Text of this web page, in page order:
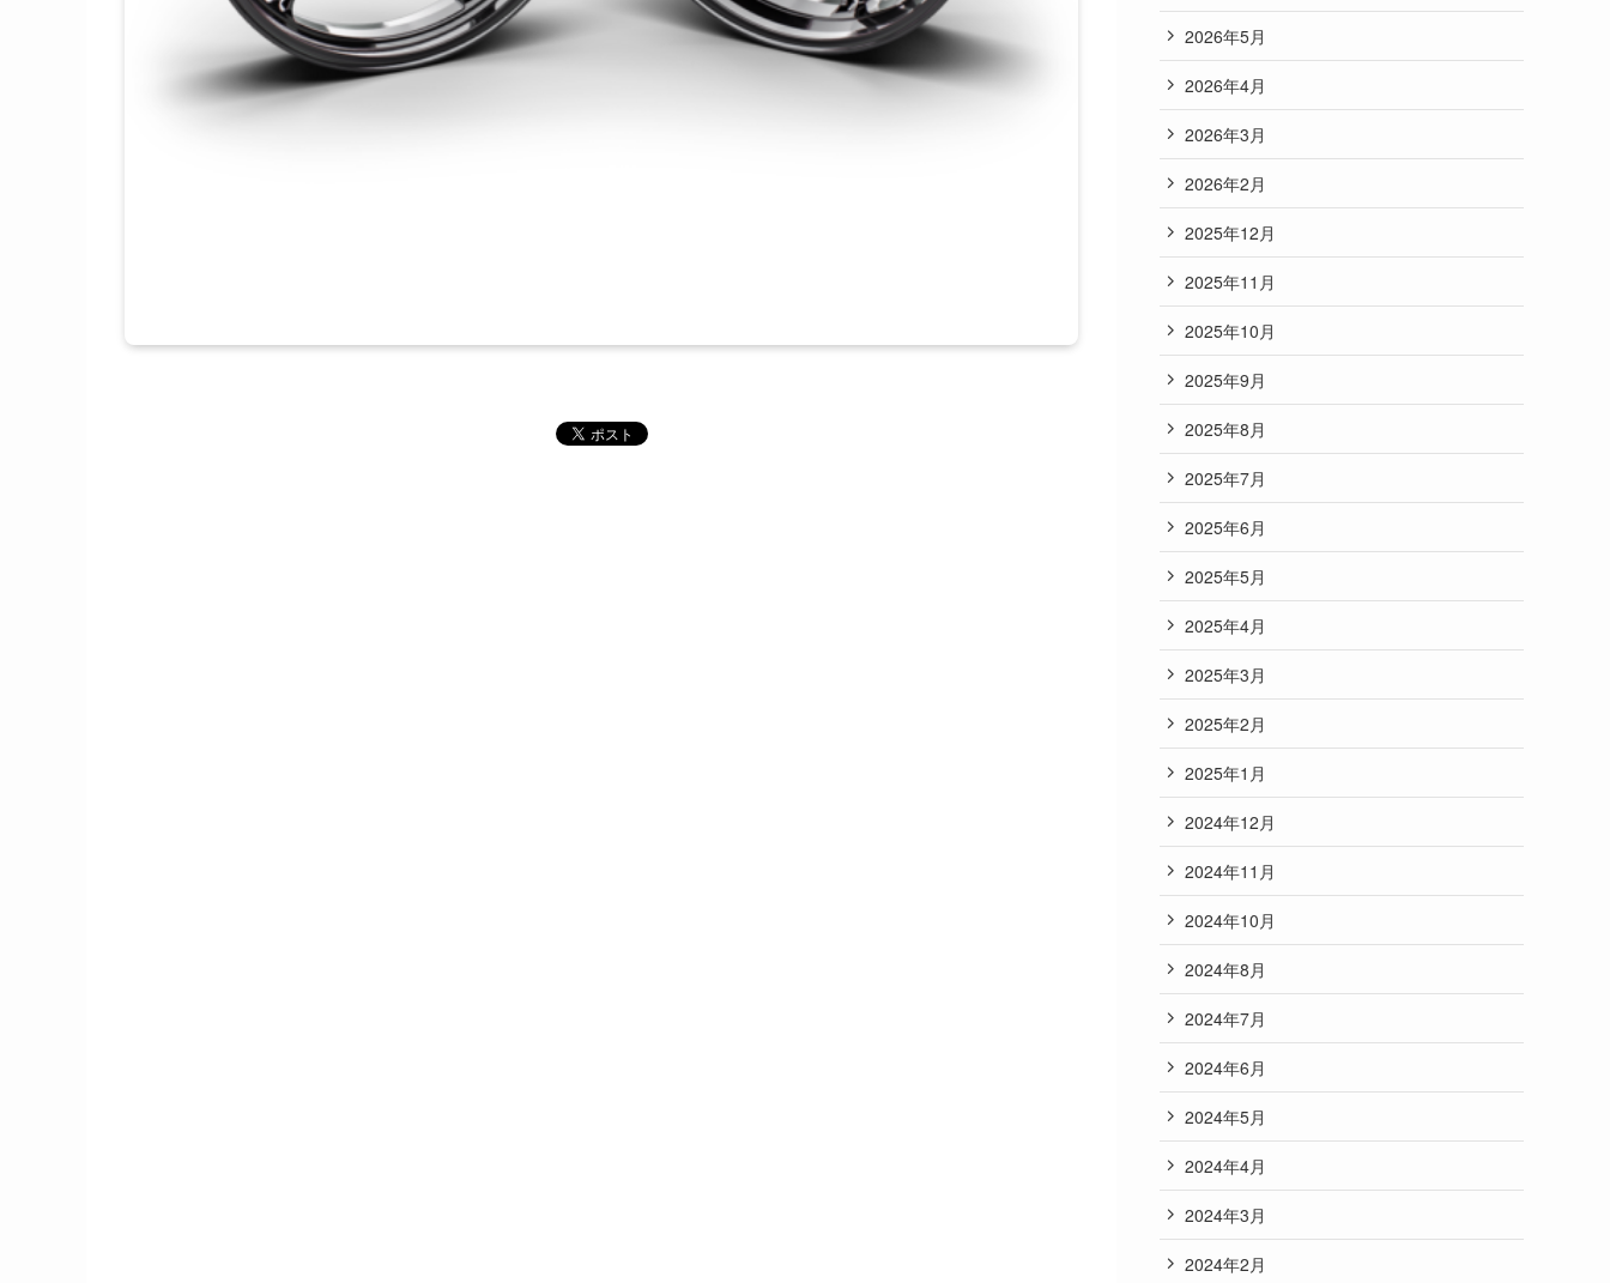
2026年5月
2026年4月
2026年3月
2026年2月
2025年12月
2025年11月
2025年10月
2025年9月
2025年8月
2025年7月
2025年6月
2025年5月
2025年4月
2025年3月
2025年2月
2025年1月
2024年12月
2024年11月
2024年10月
2024年8月
2024年7月
2024年6月
2024年5月
2024年4月
2024年3月
2024年2月